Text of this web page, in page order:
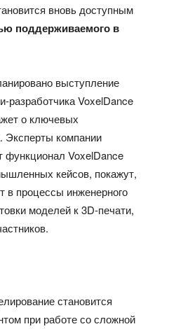
вновь доступным
поддерживаемого в
выступление
разработчика VoxelDance
о ключевых
Эксперты компании
VoxelDance
кейсов, покажут,
в процессы инженерного
моделей к 3D-печати,
становится
при работе со сложной